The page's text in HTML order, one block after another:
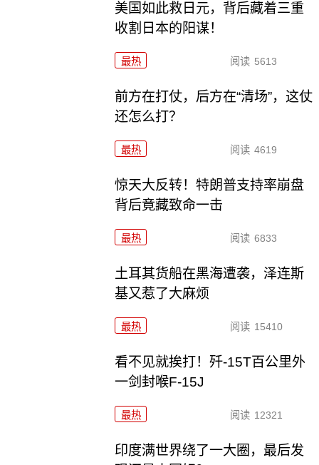
美国如此救日元，背后藏着三重
收割日本的阳谋！
最热 阅读 5613
前方在打仗，后方在“清场”，这仗
还怎么打？
最热 阅读 4619
惊天大反转！特朗普支持率崩盘
背后竟藏致命一击
最热 阅读 6833
土耳其货船在黑海遭袭，泽连斯
基又惹了大麻烦
最热 阅读 15410
看不见就挨打！歼-15T百公里外
一剑封喉F-15J
最热 阅读 12321
印度满世界绕了一大圈，最后发